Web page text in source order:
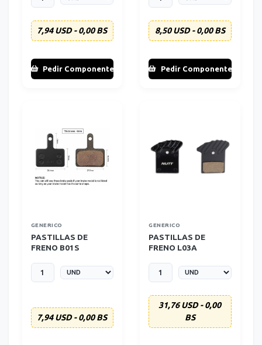
7,94 USD - 0,00 BS
Pedir Componente
8,50 USD - 0,00 BS
Pedir Componente
GENERICO
PASTILLAS DE
FRENO B01S
7,94 USD - 0,00 BS
GENERICO
PASTILLAS DE
FRENO L03A
31,76 USD - 0,00
BS